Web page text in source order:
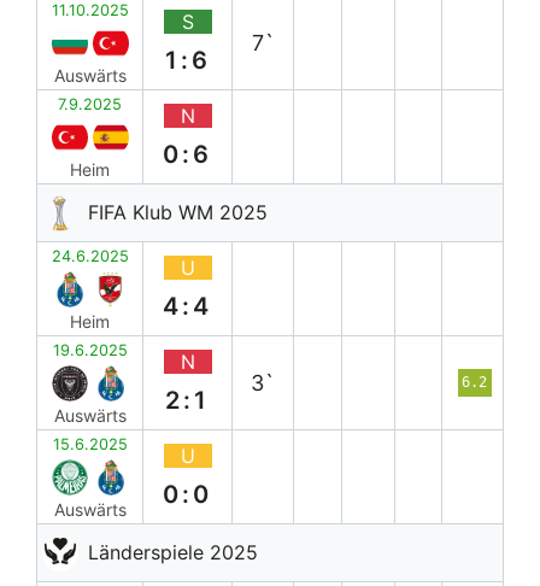
11.10.2025
Auswärts
S
1:6
7`
7.9.2025
Heim
N
0:6
FIFA Klub WM 2025
24.6.2025
Heim
U
4:4
19.6.2025
Auswärts
N
2:1
3` 6.2
15.6.2025
Auswärts
U
0:0
Länderspiele 2025